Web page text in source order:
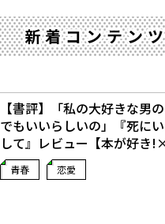
新着コンテン
【書評】「私の大好きな男
でもいいらしいの」――『死に
して』レビュー【本が好き
青春 恋愛